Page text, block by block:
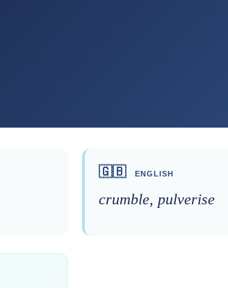
🇬🇧 ENGLISH
crumble, pulverise